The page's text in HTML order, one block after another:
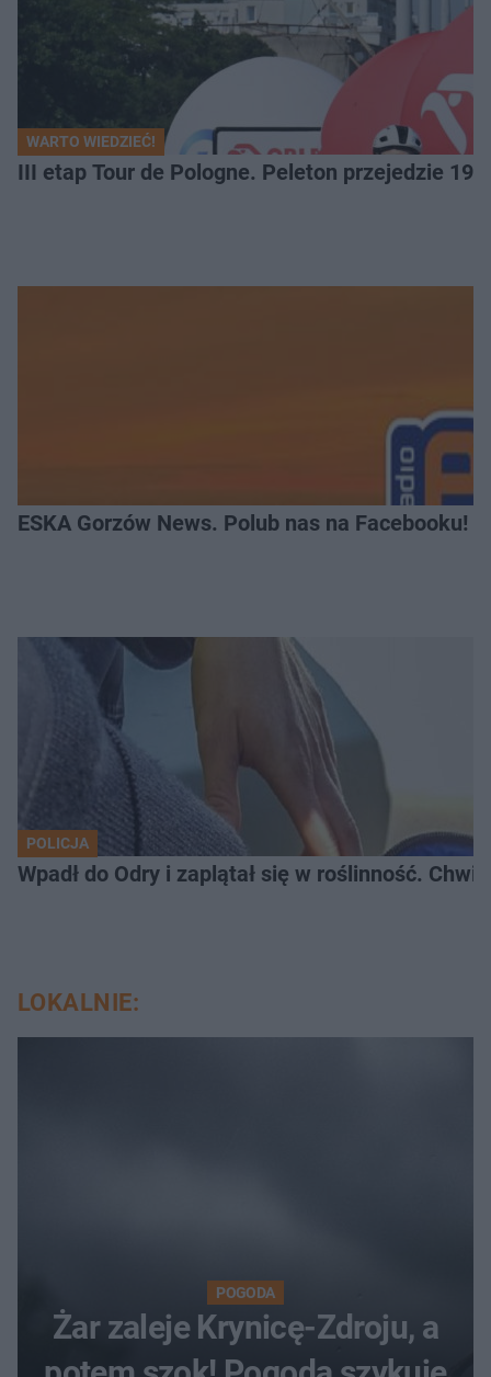
WARTO WIEDZIEĆ!
III etap Tour de Pologne. Peleton przejedzie
ESKA Gorzów News. Polub nas na Facebooku!
POLICJA
Wpadł do Odry i zaplątał się w roślinność.
LOKALNIE:
POGODA
Żar zaleje Krynicę-Zdroju, a